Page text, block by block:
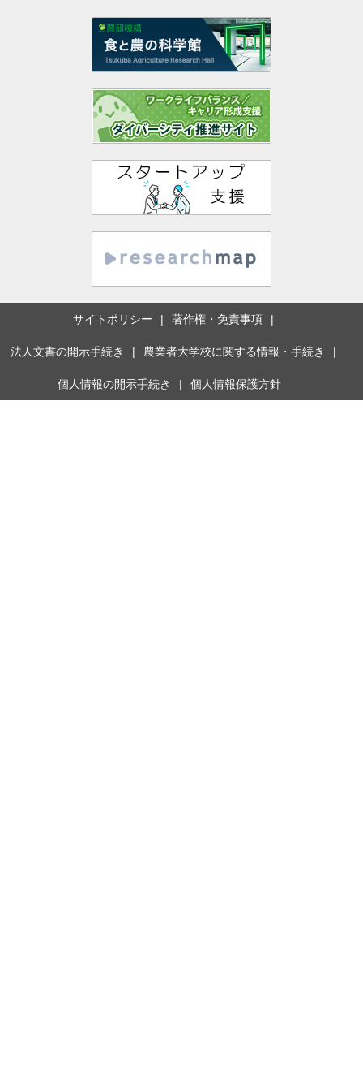
サイトポリシー 著作権・免責事項
法人文書の開示手続き 農業者大学校に関する情報・手続き
個人情報の開示手続き 個人情報保護方針